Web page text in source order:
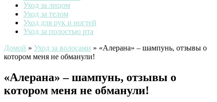
Уход за лицом
Уход за телом
Уход для рук и ногтей
Уход за полостью рта
Домой » Уход за волосами » «Алерана» – шампунь, отзывы о
котором меня не обманули!
«Алерана» – шампунь, отзывы о
котором меня не обманули!